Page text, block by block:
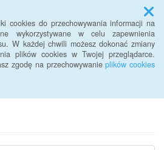
cookies do przechowywania informacji na
wykorzystywane w celu zapewnienia
W każdej chwili możesz dokonać zmiany
plików cookies w Twojej przeglądarce.
zgodę na przechowywanieplików cookies
Menu
Gminy
od 2022